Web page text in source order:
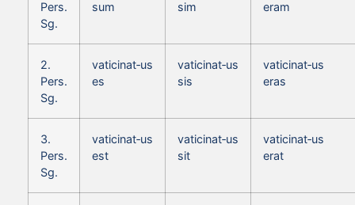
Pers.
Sg.
sum
sim
eram
2.
Pers.
Sg.
vaticinat‑us
es
vaticinat‑us
sis
vaticinat‑us
eras
3.
Pers.
Sg.
vaticinat‑us
est
vaticinat‑us
sit
vaticinat‑us
erat